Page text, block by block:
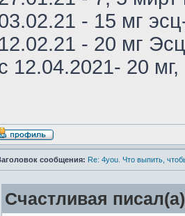
- 15 мг
12.02.21 - 20 мг
12.04.2021- 20 мг,
сообщения: Re: 4you. Что выпить,
Счастливая